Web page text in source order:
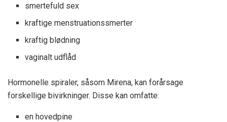
smertefuld sex
kraftige menstruationssmerter
kraftig blødning
vaginalt udflåd
Hormonelle spiraler, såsom Mirena, kan forårsage
forskellige bivirkninger. Disse kan omfatte:
en hovedpine